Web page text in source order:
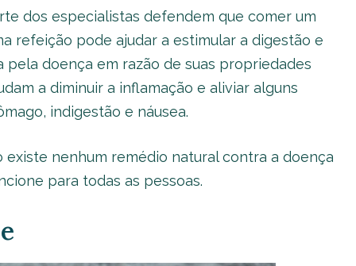
dos especialistas defendem que comer um
refeição pode ajudar a estimular a digestão e
doença em razão de suas propriedades
a diminuir a inflamação e aliviar alguns
indigestão e náusea.
nenhum remédio natural contra a doença
para todas as pessoas.